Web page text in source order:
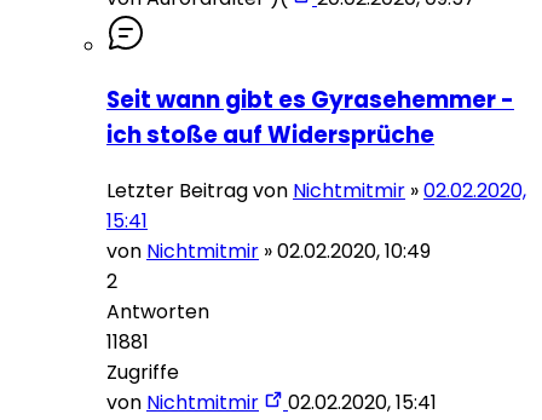
Seit wann gibt es Gyrasehemmer -
ich stoße auf Widersprüche
Letzter Beitrag von Nichtmitmir »02.02.2020,
15:41
von Nichtmitmir »02.02.2020, 10:49
2
Antworten
11881
Zugriffe
von Nichtmitmir 02.02.2020, 15:41